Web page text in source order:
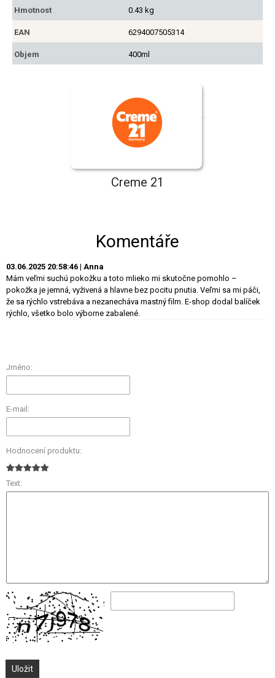
Hmotnost 0.43 kg
EAN 6294007505314
Objem 400ml
Creme 21
Komentáře
03.06.2025 20:58:46 | Anna
Mám veľmi suchú pokožku a toto mlieko mi skutočne pomohlo –
pokožka je jemná, vyživená a hlavne bez pocitu pnutia. Veľmi sa mi páči,
že sa rýchlo vstrebáva a nezanecháva mastný film. E-shop dodal balíček
rýchlo, všetko bolo výborne zabalené.
Jméno:
E-mail:
Hodnocení produktu:
Text: